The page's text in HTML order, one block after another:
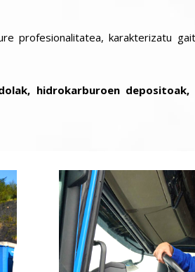
profesionalitatea, karakterizatu
hidrokarburoen